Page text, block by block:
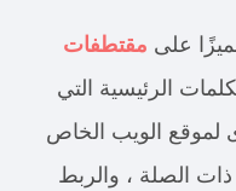
علىمقتطفات
الرئيسية التي
الويب الخاص
الصلة ، والربط